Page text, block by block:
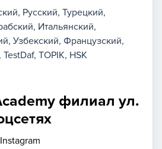
Русский Турецкий
Итальянский
Узбекский Французский
TestDaf TOPIK HSK
филиал ул.
Instagram